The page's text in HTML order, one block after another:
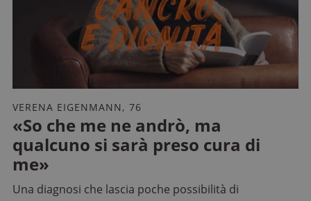
«So che me ne andrò, ma
qualcuno si sarà preso cura di
me»
VERENA EIGENMANN, 76
Una diagnosi che lascia poche possibilità di